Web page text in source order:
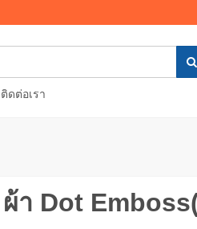
ติดต่อเรา
ผ้า Dot